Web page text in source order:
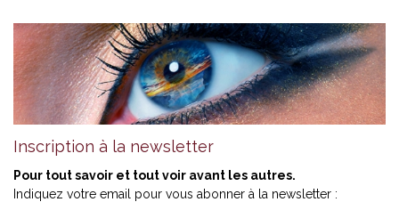
Inscription à la newsletter
Pour tout savoir et tout voir avant les autres.
Indiquez votre email pour vous abonner à la newsletter :